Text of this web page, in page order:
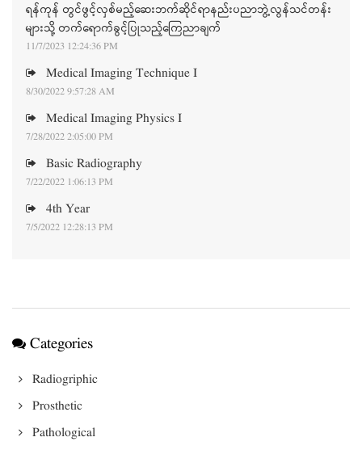
ရန်ကုန် တွင်ဖွင့်လှစ်မည့်ဆေးဘက်ဆိုင်ရာနည်းပညာဘွဲ့လွန်သင်တန်း
များသို့ တက်ရောက်ခွင့်ပြုသည့်ကြေညာချက်
11/7/2023 12:24:36 PM
Medical Imaging Technique I
8/30/2022 9:57:28 AM
Medical Imaging Physics I
7/28/2022 2:05:00 PM
Basic Radiography
7/22/2022 1:06:13 PM
4th Year
7/5/2022 12:28:13 PM
Categories
Radiogriphic
Prosthetic
Pathological